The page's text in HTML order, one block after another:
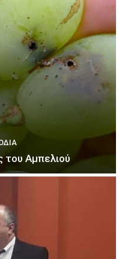
του Αμπελιού